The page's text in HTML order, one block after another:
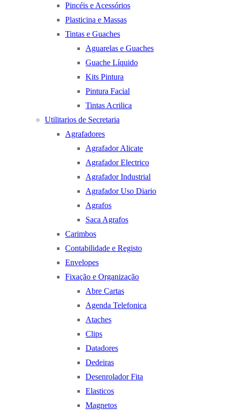
Pincéis e Acessórios
Plasticina e Massas
Tintas e Guaches
Aguarelas e Guaches
Guache Líquido
Kits Pintura
Pintura Facial
Tintas Acrilica
Utilitarios de Secretaria
Agrafadores
Agrafador Alicate
Agrafador Electrico
Agrafador Industrial
Agrafador Uso Diario
Agrafos
Saca Agrafos
Carimbos
Contabilidade e Registo
Envelopes
Fixação e Organização
Abre Cartas
Agenda Telefonica
Ataches
Clips
Datadores
Dedeiras
Desenrolador Fita
Elasticos
Magnetos